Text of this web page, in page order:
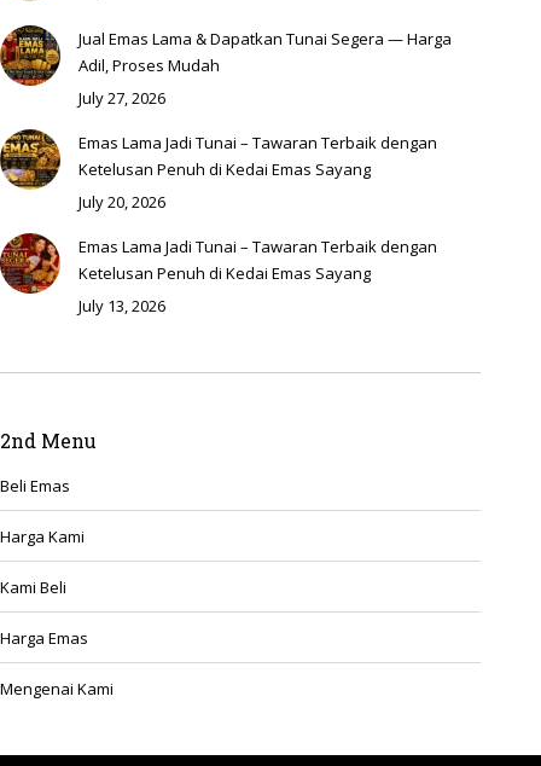
Jual Emas Lama & Dapatkan Tunai Segera — Harga
Adil, Proses Mudah
July 27, 2026
Emas Lama Jadi Tunai – Tawaran Terbaik dengan
Ketelusan Penuh di Kedai Emas Sayang
July 20, 2026
Emas Lama Jadi Tunai – Tawaran Terbaik dengan
Ketelusan Penuh di Kedai Emas Sayang
July 13, 2026
2nd Menu
Beli Emas
Harga Kami
Kami Beli
Harga Emas
Mengenai Kami